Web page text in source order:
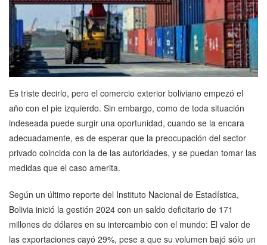
Es triste decirlo, pero el comercio exterior boliviano empezó el
año con el pie izquierdo. Sin embargo, como de toda situación
indeseada puede surgir una oportunidad, cuando se la encara
adecuadamente, es de esperar que la preocupación del sector
privado coincida con la de las autoridades, y se puedan tomar las
medidas que el caso amerita.
Según un último reporte del Instituto Nacional de Estadística,
Bolivia inició la gestión 2024 con un saldo deficitario de 171
millones de dólares en su intercambio con el mundo: El valor de
las exportaciones cayó 29%, pese a que su volumen bajó sólo un